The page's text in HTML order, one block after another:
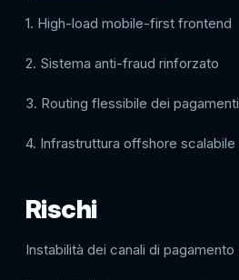
1. High-load mobile-first frontend
2. Sistema anti-fraud rinforzato
3. Routing flessibile dei pagamenti
4. Infrastruttura offshore scalabile
Rischi
Instabilità dei canali di pagamento